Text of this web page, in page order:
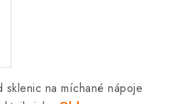
na míchané nápoje